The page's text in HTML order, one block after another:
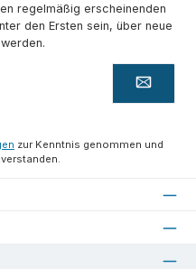
regelmäßig erscheinenden
den Ersten sein, über neue
zur Kenntnis genommen und